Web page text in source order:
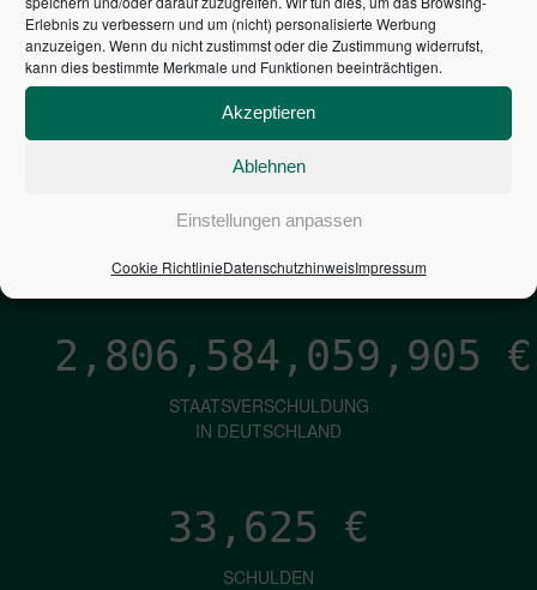
Erlebnis zu verbessern und um (nicht) personalisierte Werbung
anzuzeigen. Wenn du nicht zustimmst oder die Zustimmung widerrufst,
kann dies bestimmte Merkmale und Funktionen beeinträchtigen.
Akzeptieren
Ablehnen
Einstellungen anpassen
Cookie RichtlinieDatenschutzhinweisImpressum
7,052€
NEUVERSCHULDUNG
PRO SEKUNDE
1,601
ZINSEN
PRO SEKUNDE
2,806,584,060,752 €
STAATSVERSCHULDUNG
IN DEUTSCHLAND
33,625 €
SCHULDEN